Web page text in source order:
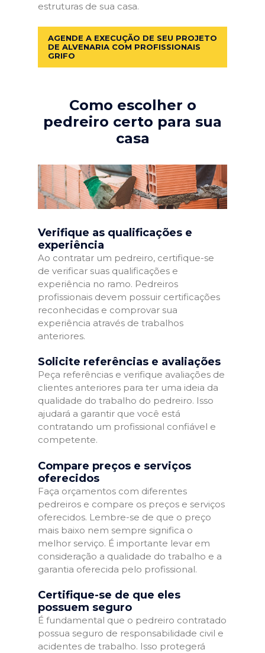
estruturas de sua casa.
AGENDE A EXECUÇÃO DE SEU PROJETO
DE ALVENARIA COM PROFISSIONAIS
GRIFO
Como escolher o
pedreiro certo para sua
casa
Verifique as qualificações e
experiência
Ao contratar um pedreiro, certifique-se
de verificar suas qualificações e
experiência no ramo. Pedreiros
profissionais devem possuir certificações
reconhecidas e comprovar sua
experiência através de trabalhos
anteriores.
Solicite referências e avaliações
Peça referências e verifique avaliações de
clientes anteriores para ter uma ideia da
qualidade do trabalho do pedreiro. Isso
ajudará a garantir que você está
contratando um profissional confiável e
competente.
Compare preços e serviços
oferecidos
Faça orçamentos com diferentes
pedreiros e compare os preços e serviços
oferecidos. Lembre-se de que o preço
mais baixo nem sempre significa o
melhor serviço. É importante levar em
consideração a qualidade do trabalho e a
garantia oferecida pelo profissional.
Certifique-se de que eles
possuem seguro
É fundamental que o pedreiro contratado
possua seguro de responsabilidade civil e
acidentes de trabalho. Isso protegerá